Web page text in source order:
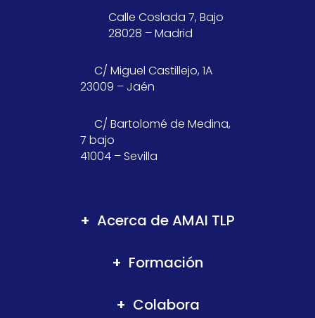
Calle Coslada 7, Bajo
28028 – Madrid
C/ Miguel Castillejo, 1A
23009 – Jaén
C/ Bartolomé de Medina,
7 bajo
41004 – Sevilla
Acerca de AMAI TLP
Formación
Colabora